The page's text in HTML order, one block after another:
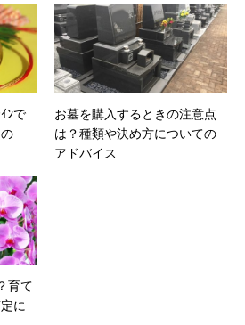
ﾝで
お墓を購入するときの注意点
は？種類や決め方についての
アドバイス
育て
に